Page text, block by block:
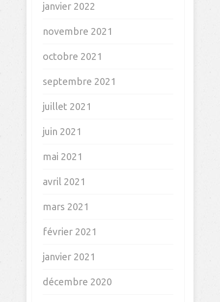
janvier 2022
novembre 2021
octobre 2021
septembre 2021
juillet 2021
juin 2021
mai 2021
avril 2021
mars 2021
février 2021
janvier 2021
décembre 2020